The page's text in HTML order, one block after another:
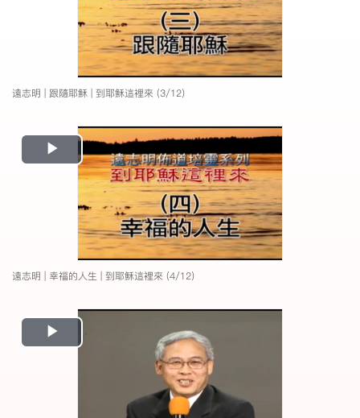
遠志明 | 跟隨耶穌 | 到耶穌這裡來 (3/12)
Play
Video
遠志明 | 幸福的人生 | 到耶穌這裡來 (4/12)
Play
Video